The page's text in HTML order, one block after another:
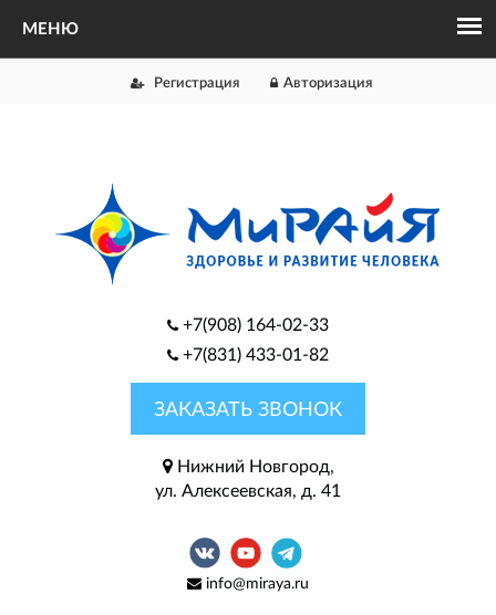
Регистрация Авторизация
+7(908) 164-02-33
+7(831) 433-01-82
ЗАКАЗАТЬ ЗВОНОК
Нижний Новгород,
ул. Алексеевская, д. 41
info@miraya.ru